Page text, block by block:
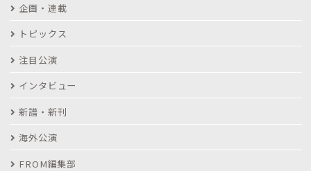
企画・連載
トピックス
注目公演
インタビュー
新譜・新刊
海外公演
FROM編集部